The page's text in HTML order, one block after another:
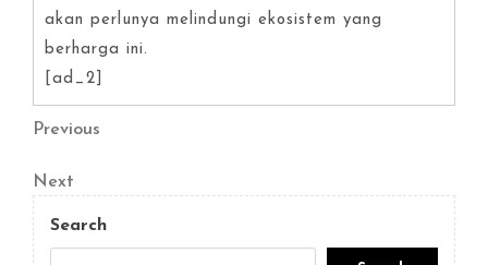
akan perlunya melindungi ekosistem yang
berharga ini.
[ad_2]
Post
navigation
Previous
Previous
Next
Post
Next
Search